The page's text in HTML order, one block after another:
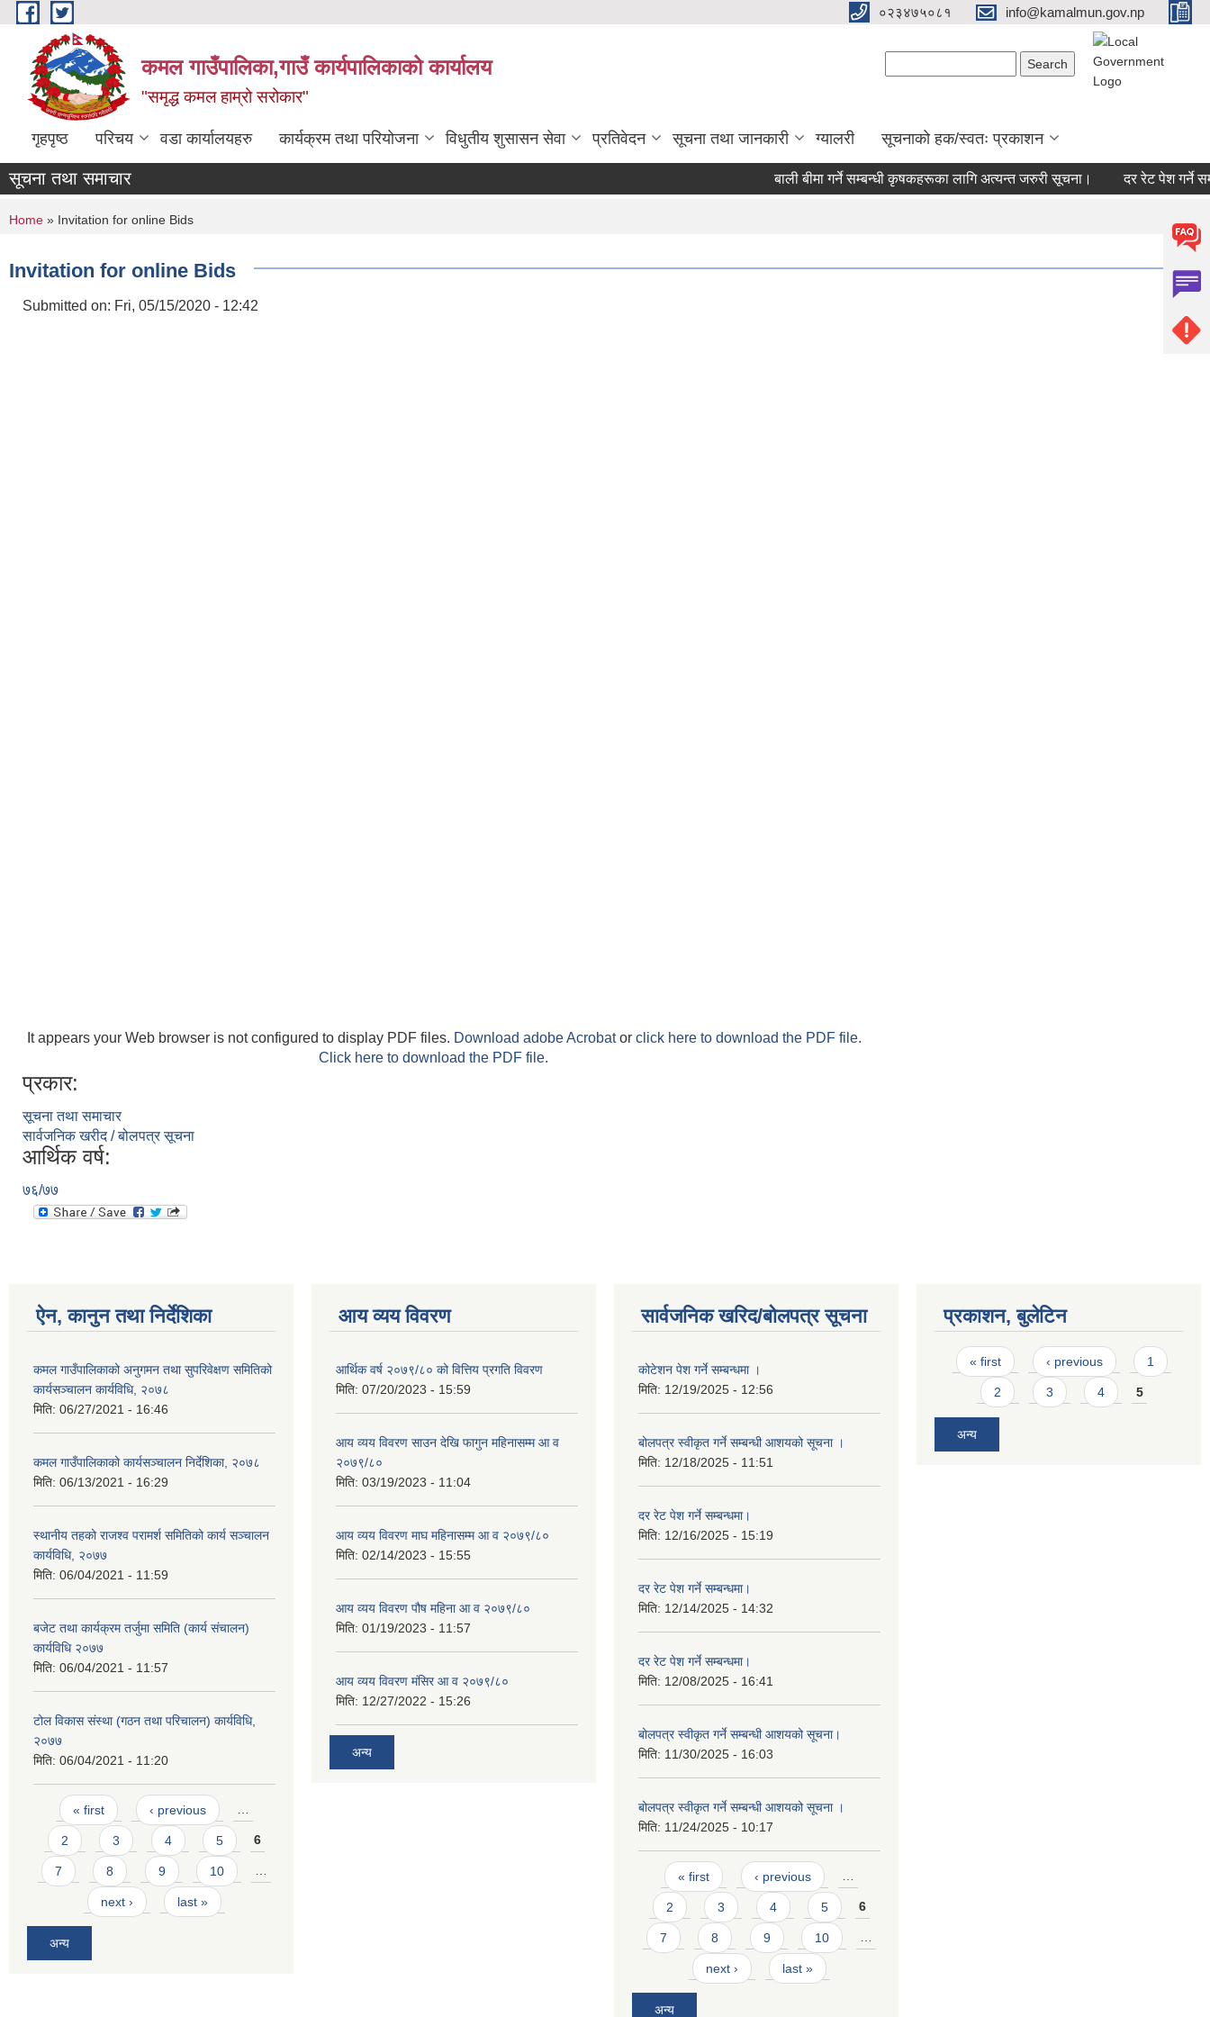
Skip to main content ०२३४७५०८१ info@kamalmun.gov.np
कमल गाउँपालिका,गाउँ कार्यपालिकाको कार्यालय
"समृद्ध कमल हाम्रो सरोकार"
गृहपृष्ठ परिचय वडा कार्यालयहरु कार्यक्रम तथा परियोजना विधुतीय शुसासन सेवा प्रतिवेदन सूचना तथा जानकारी ग्यालरी सूचनाको हक/स्वतः प्रकाशन
सूचना तथा समाचार बाली बीमा गर्ने सम्बन्धी कृषकहरूका लागि अत्यन्त जरुरी सूचना। दर रेट पेश गर्ने
You are here
Home » Invitation for online Bids
Invitation for online Bids
Submitted on: Fri, 05/15/2020 - 12:42
It appears your Web browser is not configured to display PDF files. Download adobe Acrobator click here to download the PDF file.
Click here to download the PDF file.
प्रकार:
सूचना तथा समाचार
सार्वजनिक खरीद / बोलपत्र सूचना
आर्थिक वर्ष:
७६/७७
ऐन, कानुन तथा निर्देशिका
कमल गाउँपालिकाको अनुगमन तथा सुपरिवेक्षण समितिको
कार्यसञ्चालन कार्यविधि, २०७८
मिति: 06/27/2021 - 16:46
कमल गाउँपालिकाको कार्यसञ्‍चालन निर्देशिका, २०७८
मिति: 06/13/2021 - 16:29
स्थानीय तहको राजश्व परामर्श समितिको कार्य सञ्चालन
कार्यविधि, २०७७
मिति: 06/04/2021 - 11:59
बजेट तथा कार्यक्रम तर्जुमा समिति (कार्य संचालन)
कार्यविधि २०७७
मिति: 06/04/2021 - 11:57
टोल विकास संस्था (गठन तथा परिचालन) कार्यविधि,
२०७७
मिति: 06/04/2021 - 11:20
Pages
« first ‹ previous …
2 3 4 5 6
7 8 9 10 …
next › last »
अन्य
आय व्यय विवरण
आर्थिक वर्ष २०७९/८० को वित्तिय प्रगति विवरण
मिति: 07/20/2023 - 15:59
आय व्यय विवरण साउन देखि फागुन महिनासम्म आ व
२०७९/८०
मिति: 03/19/2023 - 11:04
आय व्यय विवरण माघ महिनासम्म आ व २०७९/८०
मिति: 02/14/2023 - 15:55
आय व्यय विवरण पौष महिना आ व २०७९/८०
मिति: 01/19/2023 - 11:57
आय व्यय विवरण मंसिर आ व २०७९/८०
मिति: 12/27/2022 - 15:26
अन्य
सार्वजनिक खरिद/बोलपत्र सूचना
कोटेशन पेश गर्ने सम्बन्धमा ।
मिति: 12/19/2025 - 12:56
बोलपत्र स्वीकृत गर्ने सम्बन्धी आशयको सूचना ।
मिति: 12/18/2025 - 11:51
दर रेट पेश गर्ने सम्बन्धमा।
मिति: 12/16/2025 - 15:19
दर रेट पेश गर्ने सम्बन्धमा।
मिति: 12/14/2025 - 14:32
दर रेट पेश गर्ने सम्बन्धमा।
मिति: 12/08/2025 - 16:41
बोलपत्र स्वीकृत गर्ने सम्बन्धी आशयको सूचना।
मिति: 11/30/2025 - 16:03
बोलपत्र स्वीकृत गर्ने सम्बन्धी आशयको सूचना ।
मिति: 11/24/2025 - 10:17
Pages
« first ‹ previous …
2 3 4 5 6
7 8 9 10 …
next › last »
अन्य
प्रकाशन, बुलेटिन
Pages
« first ‹ previous 1
2 3 4 5
अन्य